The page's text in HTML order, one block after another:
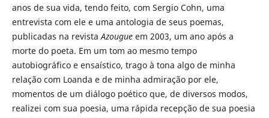
anos de sua vida, tendo feito, com Sergio Cohn, uma
entrevista com ele e uma antologia de seus poemas,
publicadas na revistaAzougueem 2003, um ano após a
morte do poeta. Em um tom ao mesmo tempo
autobiográfico e ensaístico, trago à tona algo de minha
relação com Loanda e de minha admiração por ele,
momentos de um diálogo poético que, de diversos modos,
realizei com sua poesia, uma rápida recepção de sua poesia